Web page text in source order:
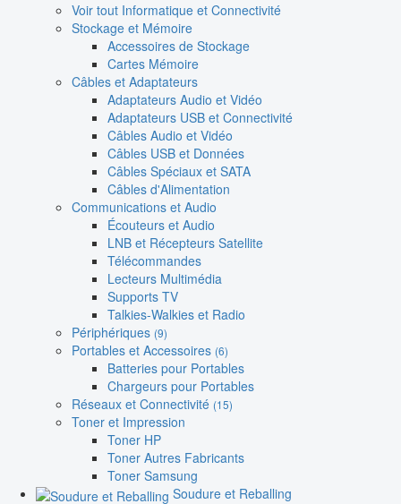
Voir tout Informatique et Connectivité
Stockage et Mémoire
Accessoires de Stockage
Cartes Mémoire
Câbles et Adaptateurs
Adaptateurs Audio et Vidéo
Adaptateurs USB et Connectivité
Câbles Audio et Vidéo
Câbles USB et Données
Câbles Spéciaux et SATA
Câbles d'Alimentation
Communications et Audio
Écouteurs et Audio
LNB et Récepteurs Satellite
Télécommandes
Lecteurs Multimédia
Supports TV
Talkies-Walkies et Radio
Périphériques (9)
Portables et Accessoires (6)
Batteries pour Portables
Chargeurs pour Portables
Réseaux et Connectivité (15)
Toner et Impression
Toner HP
Toner Autres Fabricants
Toner Samsung
Soudure et Reballing